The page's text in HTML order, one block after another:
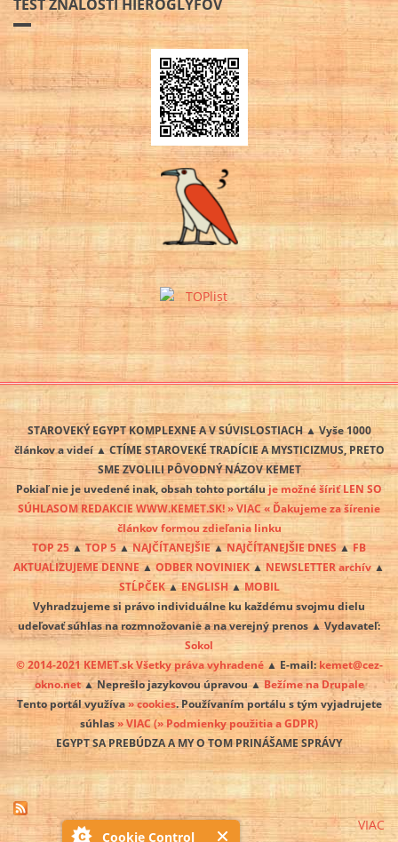
Cookie Control
TEST ZNALOSTI HIEROGLYFOV
STAROVEKÝ EGYPT KOMPLEXNE A V SÚVISLOSTIACH ▲ Vyše 1000
článkov a videí ▲ CTÍME STAROVEKÉ TRADÍCIE A MYSTICIZMUS, PRETO
SME ZVOLILI PÔVODNÝ NÁZOV KEMET
Pokiaľ nie je uvedené inak, obsah tohto portálu je možné šíriť LEN SO
SÚHLASOM REDAKCIE WWW.KEMET.SK! » VIAC « Ďakujeme za šírenie
článkov formou zdieľania linku
TOP 25 ▲ TOP 5▲NAJČÍTANEJŠIE▲NAJČÍTANEJŠIE DNES ▲FB
AKTUALIZUJEME DENNE▲ODBER NOVINIEK▲ NEWSLETTER archív ▲
STĹPČEK▲ENGLISH▲MOBIL
Vyhradzujeme si právo individuálne ku každému svojmu dielu
udeľovať súhlas na rozmnožovanie a na verejný prenos ▲ Vydavateľ:
Sokol
© 2014-2021 KEMET.sk Všetky práva vyhradené▲ E-mail: kemet@cez-
okno.net▲ Neprešlo jazykovou úpravou ▲ Bežíme na Drupale
Tento portál využíva» cookies. Používaním portálu s tým vyjadrujete
súhlas» VIAC(» Podmienky použitia a GDPR)
EGYPT SA PREBÚDZA A MY O TOM PRINÁŠAME SPRÁVY
VIAC